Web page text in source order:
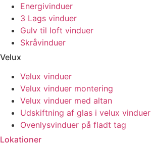
Energivinduer
3 Lags vinduer
Gulv til loft vinduer
Skråvinduer
Velux
Velux vinduer
Velux vinduer montering
Velux vinduer med altan
Udskiftning af glas i velux vinduer
Ovenlysvinduer på fladt tag
Lokationer